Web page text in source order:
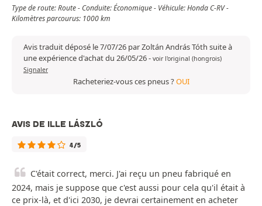
Type de route: Route - Conduite: Économique - Véhicule: Honda C-RV -
Kilomètres parcourus: 1000 km
Avis traduit déposé le 7/07/26 par Zoltán András Tóth suite à
une expérience d'achat du 26/05/26- voir l'original (hongrois)
Signaler
Racheteriez-vous ces pneus ?OUI
AVIS DE ILLE LÁSZLÓ
4/5
C'était correct, merci. J'ai reçu un pneu fabriqué en
2024, mais je suppose que c'est aussi pour cela qu'il était à
ce prix-là, et d'ici 2030, je devrai certainement en acheter